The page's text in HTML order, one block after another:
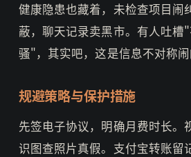
健康隐患也藏着，未检查项目闹
蔽，聊天记录卖黑市。有人吐槽
骚"，其实吧，这是信息不对称闹
规避策略与保护措施
先签电子协议，明确月费时长。
识图查照片真假。支付宝转账留